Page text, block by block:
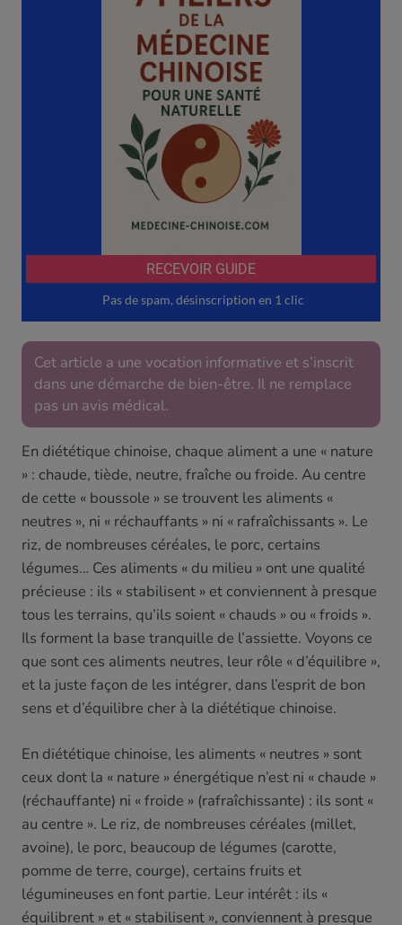
Cet article a une vocation informative et s’inscrit
dans une démarche de bien-être. Il ne remplace
pas un avis médical.
En diététique chinoise, chaque aliment a une « nature
» : chaude, tiède, neutre, fraîche ou froide. Au centre
de cette « boussole » se trouvent les aliments «
neutres », ni « réchauffants » ni « rafraîchissants ». Le
riz, de nombreuses céréales, le porc, certains
légumes… Ces aliments « du milieu » ont une qualité
précieuse : ils « stabilisent » et conviennent à presque
tous les terrains, qu’ils soient « chauds » ou « froids ».
Ils forment la base tranquille de l’assiette. Voyons ce
que sont ces aliments neutres, leur rôle « d’équilibre »,
et la juste façon de les intégrer, dans l’esprit de bon
sens et d’équilibre cher à la diététique chinoise.
En diététique chinoise, les aliments « neutres » sont
ceux dont la « nature » énergétique n’est ni « chaude »
(réchauffante) ni « froide » (rafraîchissante) : ils sont «
au centre ». Le riz, de nombreuses céréales (millet,
avoine), le porc, beaucoup de légumes (carotte,
pomme de terre, courge), certains fruits et
légumineuses en font partie. Leur intérêt : ils «
équilibrent » et « stabilisent », conviennent à presque